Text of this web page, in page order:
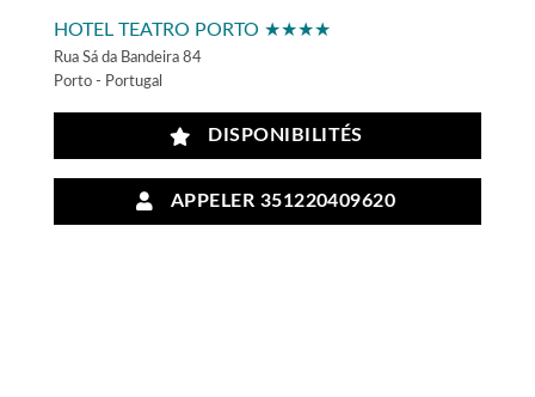
HOTEL TEATRO PORTO ★★★★
Rua Sá da Bandeira 84
Porto - Portugal
DISPONIBILITÉS
APPELER 351220409620